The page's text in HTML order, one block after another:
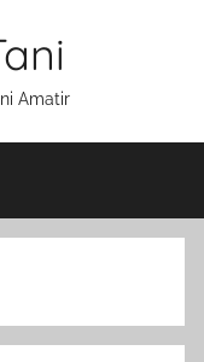
Amatir